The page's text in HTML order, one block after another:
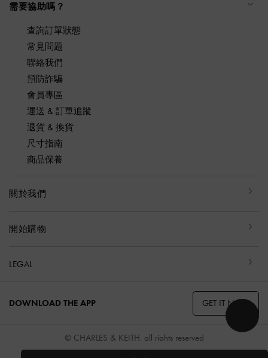
需要協助嗎？
查詢訂單狀態
常見問題
聯絡我們
預防詐騙
會員專區
運送 & 訂單追蹤
退貨 & 換貨
尺寸指南
商品保養
關於我們
開始購物
LEGAL
DOWNLOAD THE APP GET IT NOW
© CHARLES & KEITH, all rights reserved